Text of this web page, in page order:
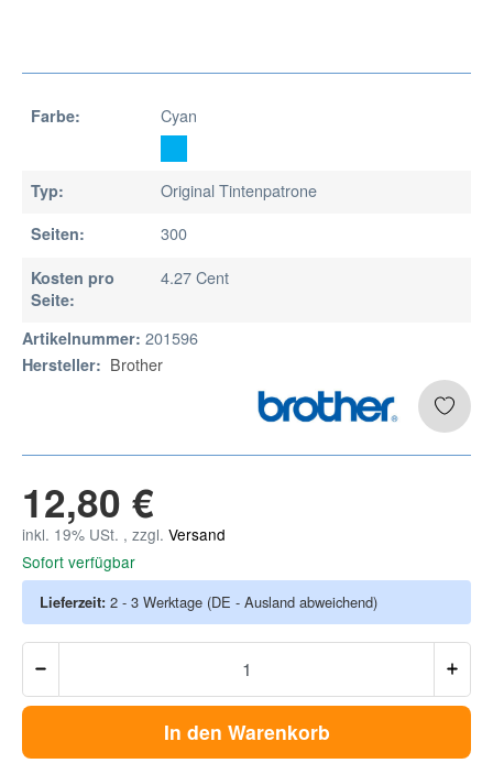
Farbe: Cyan
Typ: Original Tintenpatrone
Seiten: 300
Kosten pro
Seite:
4.27 Cent
Artikelnummer: 201596
Hersteller: Brother
12,80 €
inkl. 19% USt. , zzgl. Versand
Sofort verfügbar
Lieferzeit: 2 - 3 Werktage (DE - Ausland abweichend)
In den Warenkorb